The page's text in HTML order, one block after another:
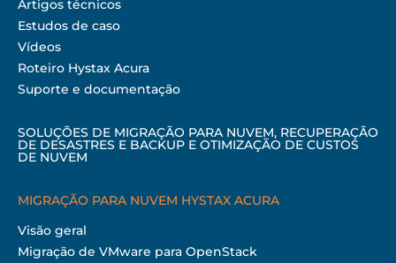
Artigos técnicos
Estudos de caso
Vídeos
Roteiro Hystax Acura
Suporte e documentação
SOLUÇÕES DE MIGRAÇÃO PARA NUVEM, RECUPERAÇÃO
DE DESASTRES E BACKUP E OTIMIZAÇÃO DE CUSTOS
DE NUVEM
MIGRAÇÃO PARA NUVEM HYSTAX ACURA
Visão geral
Migração de VMware para OpenStack